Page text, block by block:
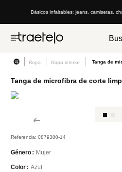
Básicos infaltables: jeans, camisetas,
Ropa Ropa interior Tanga de
Tanga de microfibra de corte
Referencia:0879300-14
Género
Mujer
Color
Azul